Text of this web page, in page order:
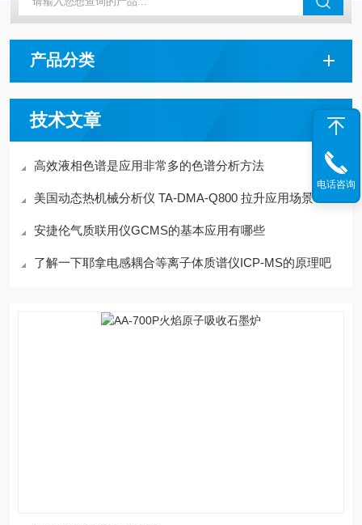
产品分类
技术文章
高效液相色谱是应用非常多的色谱分析方法
美国动态热机械分析仪 TA-DMA-Q800 拉升应用场景
安捷伦气质联用仪GCMS的基本应用有哪些
了解一下耶拿电感耦合等离子体质谱仪ICP-MS的原理吧
电话咨询